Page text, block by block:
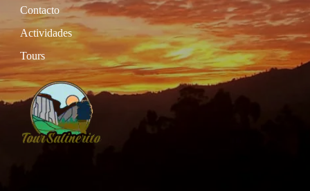
Contacto
Actividades
Tours